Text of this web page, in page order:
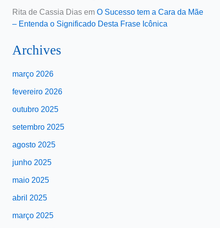
Rita de Cassia Diasem O Sucesso tem a Cara da Mãe
– Entenda o Significado Desta Frase Icônica
Archives
março 2026
fevereiro 2026
outubro 2025
setembro 2025
agosto 2025
junho 2025
maio 2025
abril 2025
março 2025